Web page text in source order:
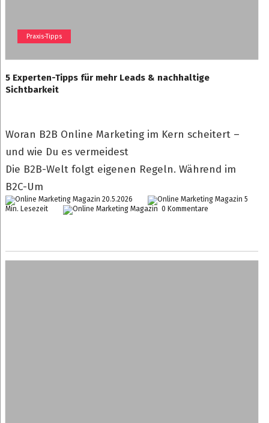
Praxis-Tipps
5 Experten-Tipps für mehr Leads & nachhaltige
Sichtbarkeit
Woran B2B Online Marketing im Kern scheitert –
und wie Du es vermeidest
Die B2B-Welt folgt eigenen Regeln. Während im
B2C-Um
20.5.2026
5
Min. Lesezeit
0 Kommentare